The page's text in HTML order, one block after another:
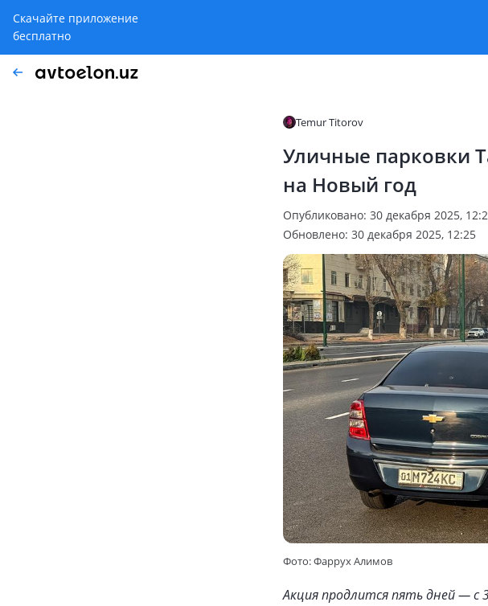
Скачайте приложение
бесплатно
Temur Titorov
Уличные парковки
на Новый год
Опубликовано: 30 декабря 2025,
Обновлено: 30 декабря 2025, 12:25
Фото: Фаррух Алимов
Акция продлится пять дней — с